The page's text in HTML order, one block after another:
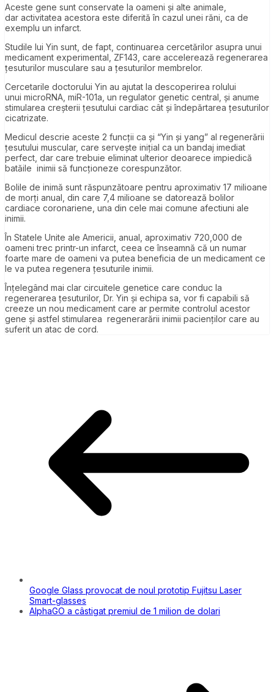
Aceste gene sunt conservate la oameni și alte animale,
dar activitatea acestora este diferită în cazul unei răni, ca de
exemplu un infarct.
Studile lui Yin sunt, de fapt, continuarea cercetărilor asupra unui
medicament experimental, ZF143, care accelerează regenerarea
țesuturilor musculare sau a țesuturilor membrelor.
Cercetarile doctorului Yin au ajutat la descoperirea rolului
unui microRNA, miR-101a, un regulator genetic central, și anume
stimularea creșterii țesutului cardiac cât și îndepărtarea țesuturilor
cicatrizate.
Medicul descrie aceste 2 funcții ca și “Yin și yang” al regenerării
țesutului muscular, care servește inițial ca un bandaj imediat
perfect, dar care trebuie eliminat ulterior deoarece impiedică
batăile inimii să funcționeze corespunzător.
Bolile de inimă sunt răspunzătoare pentru aproximativ 17 milioane
de morți anual, din care 7,4 milioane se datorează bolilor
cardiace coronariene, una din cele mai comune afectiuni ale
inimii.
În Statele Unite ale Americii, anual, aproximativ 720,000 de
oameni trec printr-un infarct, ceea ce înseamnă că un numar
foarte mare de oameni va putea beneficia de un medicament ce
le va putea regenera țesuturile inimii.
Înțelegând mai clar circuitele genetice care conduc la
regenerarea țesuturilor, Dr. Yin și echipa sa, vor fi capabili să
creeze un nou medicament care ar permite controlul acestor
gene și astfel stimularea regenerarării inimii pacienților care au
suferit un atac de cord.
Google Glass provocat de noul prototip Fujitsu Laser
Smart-glasses
AlphaGO a câstigat premiul de 1 milion de dolari